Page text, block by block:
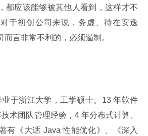
都应该能够被其他人看到，这样才不
于初创公司来说，务虚、待在安逸
而言非常不利的，必须遏制。
业于浙江大学，工学硕士。13 年软件
术团队管理经验，4 年分布式计算、
有《大话 Java 性能优化》、《深入